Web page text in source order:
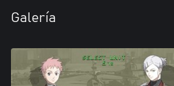
Galería